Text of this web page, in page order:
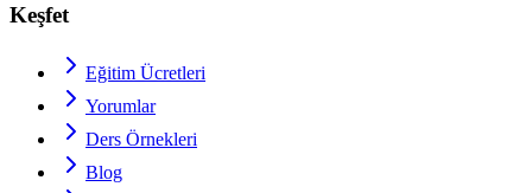
Keşfet
Eğitim Ücretleri
Yorumlar
Ders Örnekleri
Blog